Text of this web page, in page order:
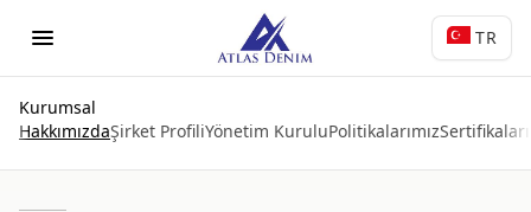
TR
Kurumsal
HakkımızdaŞirket ProfiliYönetim KuruluPolitikalarımız